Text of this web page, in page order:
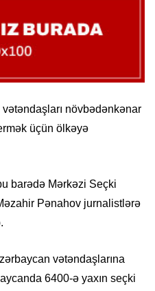
növbədənkənar
üçün ölkəyə
barədə Mərkəzi Seçki
Pənahov jurnalistlərə
vətəndaşlarına
6400-ə yaxın seçki